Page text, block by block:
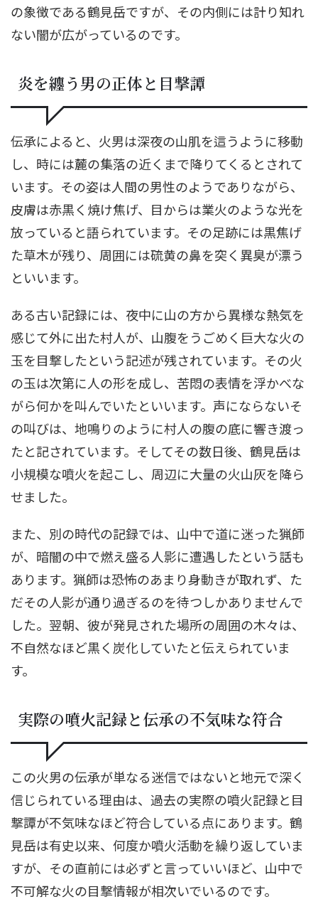
の象徴である鶴見岳ですが、その内側には計り知れ
ない闇が広がっているのです。
炎を纏う男の正体と目撃譚
伝承によると、火男は深夜の山肌を這うように移動
し、時には麓の集落の近くまで降りてくるとされて
います。その姿は人間の男性のようでありながら、
皮膚は赤黒く焼け焦げ、目からは業火のような光を
放っていると語られています。その足跡には黒焦げ
た草木が残り、周囲には硫黄の鼻を突く異臭が漂う
といいます。
ある古い記録には、夜中に山の方から異様な熱気を
感じて外に出た村人が、山腹をうごめく巨大な火の
玉を目撃したという記述が残されています。その火
の玉は次第に人の形を成し、苦悶の表情を浮かべな
がら何かを叫んでいたといいます。声にならないそ
の叫びは、地鳴りのように村人の腹の底に響き渡っ
たと記されています。そしてその数日後、鶴見岳は
小規模な噴火を起こし、周辺に大量の火山灰を降ら
せました。
また、別の時代の記録では、山中で道に迷った猟師
が、暗闇の中で燃え盛る人影に遭遇したという話も
あります。猟師は恐怖のあまり身動きが取れず、た
だその人影が通り過ぎるのを待つしかありませんで
した。翌朝、彼が発見された場所の周囲の木々は、
不自然なほど黒く炭化していたと伝えられていま
す。
実際の噴火記録と伝承の不気味な符合
この火男の伝承が単なる迷信ではないと地元で深く
信じられている理由は、過去の実際の噴火記録と目
撃譚が不気味なほど符合している点にあります。鶴
見岳は有史以来、何度か噴火活動を繰り返していま
すが、その直前には必ずと言っていいほど、山中で
不可解な火の目撃情報が相次いでいるのです。